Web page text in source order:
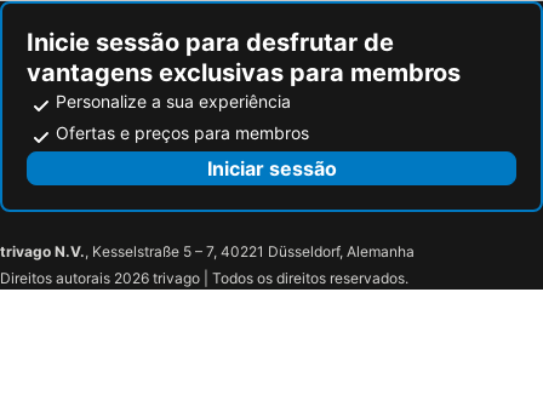
Inicie sessão para desfrutar de
vantagens exclusivas para membros
Personalize a sua experiência
Ofertas e preços para membros
Iniciar sessão
trivago N.V., Kesselstraße 5 – 7, 40221 Düsseldorf, Alemanha
Direitos autorais 2026 trivago | Todos os direitos reservados.